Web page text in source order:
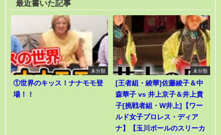
最近書いた記事
未分類
①世界のキッス！ナナモモ登
場！！
未分類
[王者組・綾華]佐藤綾子＆中
森華子 vs 井上京子＆井上貴
子[挑戦者組・W井上]【ワー
ルド女子プロレス・ディア
ナ】【玉川ボールのスリーカ